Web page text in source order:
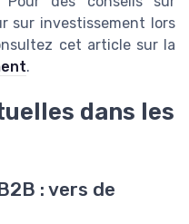
sur investissement lors
cet article sur la
.
dans les
: vers de